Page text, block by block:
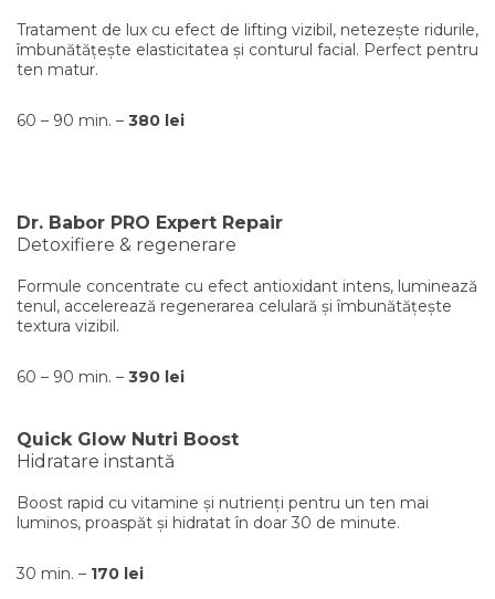
Tratament de lux cu efect de lifting vizibil, netezește ridurile,
îmbunătățește elasticitatea și conturul facial. Perfect pentru
ten matur.
60 – 90 min. – 380 lei
Dr. Babor PRO Expert Repair
Detoxifiere & regenerare
Formule concentrate cu efect antioxidant intens, luminează
tenul, accelerează regenerarea celulară și îmbunătățește
textura vizibil.
60 – 90 min. – 390 lei
Quick Glow Nutri Boost
Hidratare instantă
Boost rapid cu vitamine și nutrienți pentru un ten mai
luminos, proaspăt și hidratat în doar 30 de minute.
30 min. – 170 lei